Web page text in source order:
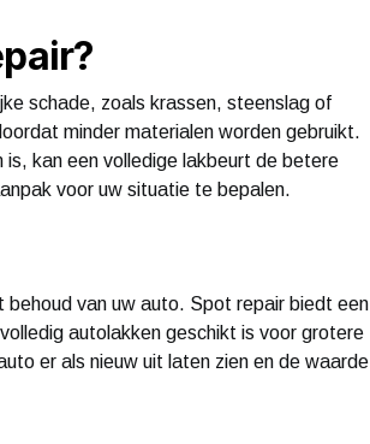
schade, zoals krassen, steenslag of
minder materialen worden gebruikt.
kan een volledige lakbeurt de betere
voor uw situatie te bepalen.
behoud van uw auto. Spot repair biedt een
autolakken geschikt is voor grotere
er als nieuw uit laten zien en de waarde